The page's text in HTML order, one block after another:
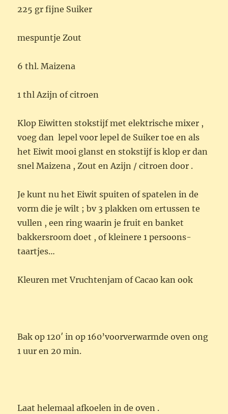
225 gr fijne Suiker
mespuntje Zout
6 thl. Maizena
1 thl Azijn of citroen
Klop Eiwitten stokstijf met elektrische mixer ,
voeg dan lepel voor lepel de Suiker toe en als
het Eiwit mooi glanst en stokstijf is klop er dan
snel Maizena , Zout en Azijn / citroen door .
Je kunt nu het Eiwit spuiten of spatelen in de
vorm die je wilt ; bv 3 plakken om ertussen te
vullen , een ring waarin je fruit en banket
bakkersroom doet , of kleinere 1 persoons-
taartjes…
Kleuren met Vruchtenjam of Cacao kan ook
Bak op 120′ in op 160’voorverwarmde oven ong
1 uur en 20 min.
Laat helemaal afkoelen in de oven .